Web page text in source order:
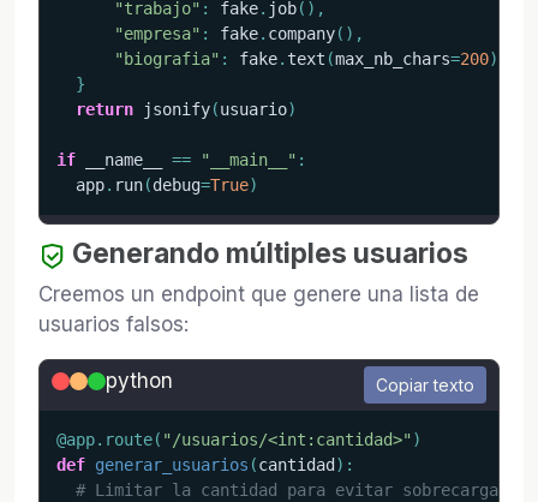
"trabajo" : fake. job( ) ,
"empresa" : fake. company( ) ,
"biografia" : fake. text (max_nb_chars=200)
}
return jsonify(usuario)
if __name__ == "__main__" :
  app
. run(debug=True)
Generando múltiples usuarios
Creemos un endpoint que genere una lista de
usuarios falsos:
python Copiar texto
@app. route( "/usuarios/<int:cantidad>" )
def generar_usuarios (cantidad ) :
# Limitar la cantidad para evitar sobrecarga